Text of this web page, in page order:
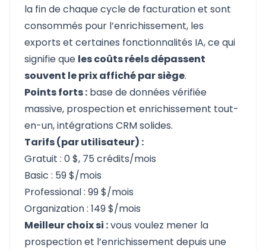
la fin de chaque cycle de facturation et sont
consommés pour l’enrichissement, les
exports et certaines fonctionnalités IA, ce qui
signifie que les coûts réels dépassent
souvent le prix affiché par siège.
Points forts : base de données vérifiée
massive, prospection et enrichissement tout-
en-un, intégrations CRM solides.
Tarifs (par utilisateur) :
Gratuit : 0 $, 75 crédits/mois
Basic : 59 $/mois
Professional : 99 $/mois
Organization : 149 $/mois
Meilleur choix si :vous voulez mener la
prospection et l’enrichissement depuis une